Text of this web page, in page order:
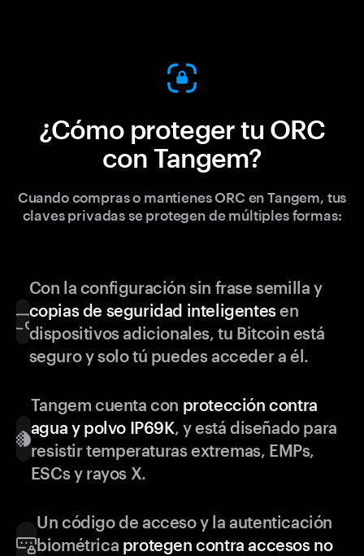
¿Cómo proteger tu ORC
con Tangem?
Cuando compras o mantienes ORC en Tangem, tus
claves privadas se protegen de múltiples formas:
Con la configuración sin frase semilla y
copias de seguridad inteligentesen
dispositivos adicionales, tu Bitcoin está
seguro y solo tú puedes acceder a él.
Tangem cuenta con protección contra
agua y polvo IP69K, y está diseñado para
resistir temperaturas extremas, EMPs,
ESCs y rayos X.
Un código de acceso y la autenticación
biométrica protegen contra accesos no